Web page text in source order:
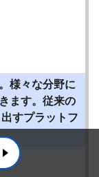
様々な分野に
ます。従来の
すプラットフ